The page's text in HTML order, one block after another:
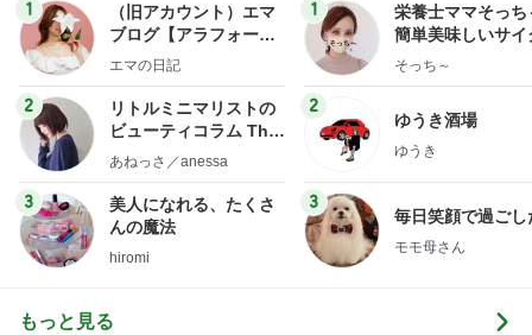
1
（旧アカウント）エマ
ブログ【アラフォー会
社売却セカンドライ
エマの日記
2
リトルミニマリストの
ビューティコラム The
little minimalist's bea
あねっさ／anessa
3
美人になれる、たくさ
んの魔法
hiromi
1
栄養士ママそっち
簡単美味しいサイ
献立
そっち～
2
ゆうき酒場
ゆうき
3
毎日笑顔で過ごし
モモ母さん
もっと見る